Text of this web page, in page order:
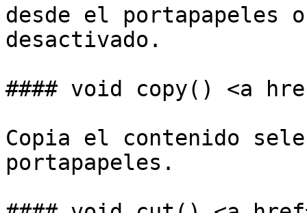
desde el portapapeles
desactivado.
#### void copy() <a
Copia el contenido
portapapeles.